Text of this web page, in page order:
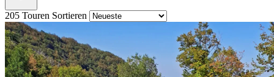
205 Touren Sortieren